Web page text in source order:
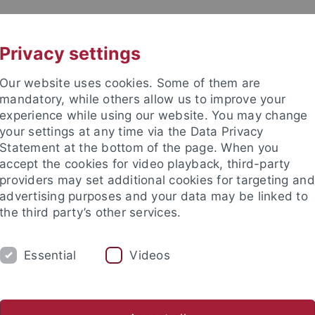
Education
Becker Stephen Bodnar Marcel Capparozza
Tübingen Center for Digital Education
Privacy settings
Our website uses cookies. Some of them are
mandatory, while others allow us to improve your
experience while using our website. You may change
your settings at any time via the Data Privacy
Statement at the bottom of the page. When you
accept the cookies for video playback, third-party
providers may set additional cookies for targeting and
advertising purposes and your data may be linked to
the third party’s other services.
Essential Videos